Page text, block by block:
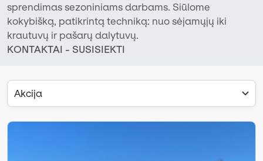
sprendimas sezoniniams darbams. Siūlome
kokybišką, patikrintą techniką: nuo sėjamųjų iki
krautuvų ir pašarų dalytuvų.
KONTAKTAI - SUSISIEKTI
Akcija